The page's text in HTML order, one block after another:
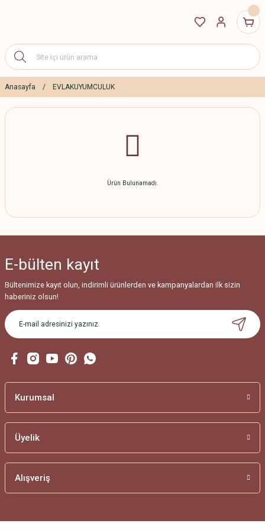
Anasayfa EVLAKUYUMCULUK
Ürün Bulunamadı.
E-bülten kayıt
Bültenimize kayıt olun, indirimli ürünlerden ve kampanyalardan ilk sizin
haberiniz olsun!
Kurumsal
Üyelik
Alışveriş